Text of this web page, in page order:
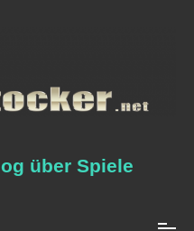
über Spiele